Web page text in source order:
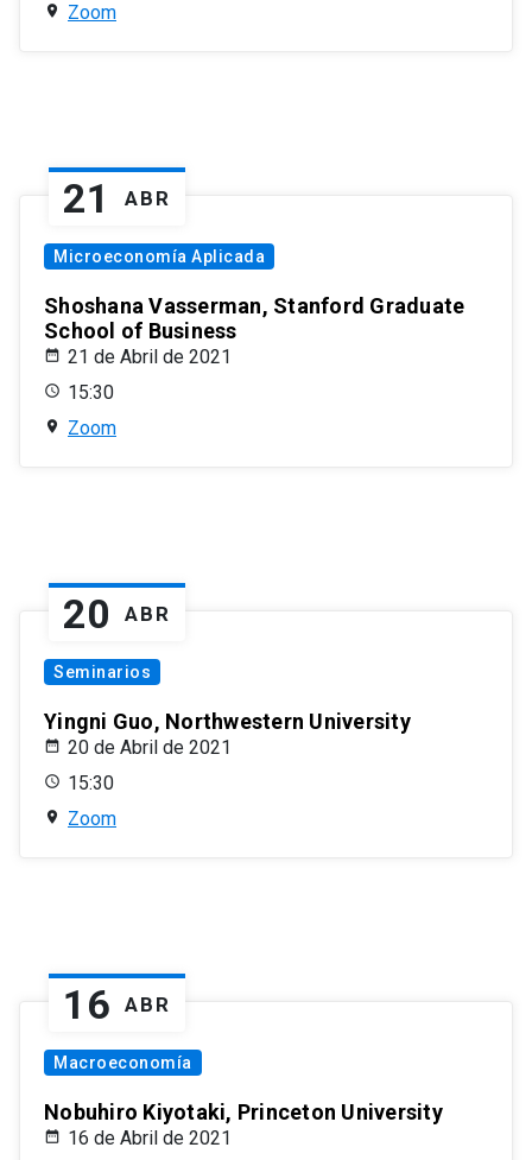
Zoom
21 ABR
Microeconomía Aplicada
Shoshana Vasserman, Stanford Graduate
School of Business
21 de Abril de 2021
15:30
Zoom
20 ABR
Seminarios
Yingni Guo, Northwestern University
20 de Abril de 2021
15:30
Zoom
16 ABR
Macroeconomía
Nobuhiro Kiyotaki, Princeton University
16 de Abril de 2021